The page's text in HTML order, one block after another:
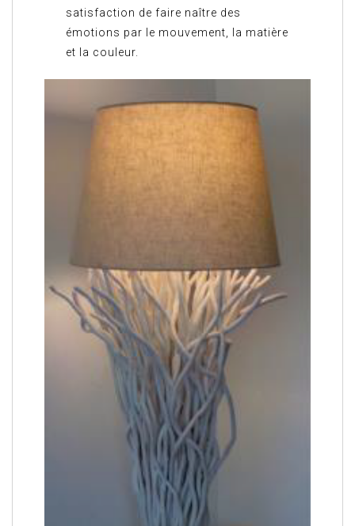
satisfaction de faire naître des
émotions par le mouvement, la matière
et la couleur.